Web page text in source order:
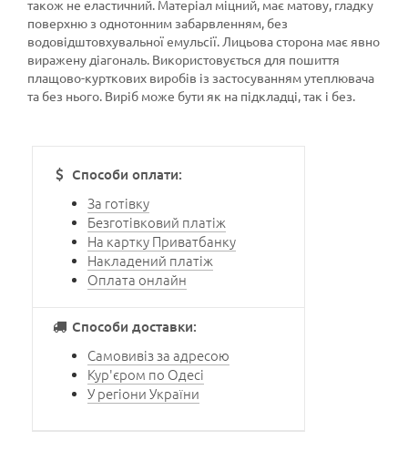
також не еластичний. Матеріал міцний, має матову, гладку
поверхню з однотонним забарвленням, без
водовідштовхувальної емульсії. Лицьова сторона має явно
виражену діагональ. Використовується для пошиття
плащово-курткових виробів із застосуванням утеплювача
та без нього. Виріб може бути як на підкладці, так і без.
Способи оплати:
За готівку
Безготівковий платіж
На картку Приватбанку
Накладений платіж
Оплата онлайн
Способи доставки:
Самовивіз за адресою
Кур'єром по Одесі
У регіони України